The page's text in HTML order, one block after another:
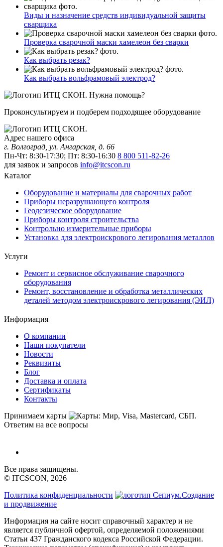
Виды и назначение средств индивидуальной защиты
сварщика
Проверка сварочной маски хамелеон без сварки
Как выбрать резак?
Как выбрать вольфрамовый электрод?
Нужна помощь?
Проконсультируем и подберем подходящее оборудование
Адрес нашего офиса
г. Волгоград, ул. Ангарская, д. 66
Пн-Чт: 8:30-17:30; Пт: 8:30-16:30 8 800 511-82-26
для заявок и запросов info@itcscon.ru
Каталог
Оборудование и материалы для сварочных работ
Приборы неразрушающего контроля
Геодезическое оборудование
Приборы контроля строительства
Контрольно измерительные приборы
Установка для электроискрового легирования металлов
Услуги
Ремонт и сервисное обслуживание сварочного
оборудования
Ремонт, восстановление и обработка металлических
деталей методом электроискрового легирования (ЭИЛ)
Информация
О компании
Наши покупатели
Новости
Реквизиты
Блог
Доставка и оплата
Сертификаты
Контакты
Принимаем карты
Ответим на все вопросы
Все права защищены.
© ITCSCON, 2026
Политика конфиденциальности
Создание
и продвижение
Информация на сайте носит справочный характер и не
является публичной офертой, определяемой положениями
Статьи 437 Гражданского кодекса Российской Федерации.